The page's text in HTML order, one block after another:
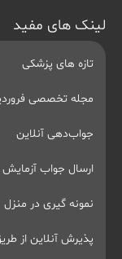
لینک های مفید
تازه های پزشکی
مجله تخصصی
جواب‌دهی آنلاین
ارسال جواب آزمایش
نمونه گیری در منزل
پذیرش آنلاین از